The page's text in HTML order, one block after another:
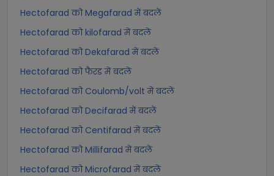
Hectofarad को Megafarad में बदलें
Hectofarad को kilofarad में बदलें
Hectofarad को Dekafarad में बदलें
Hectofarad को फैरड में बदलें
Hectofarad को Coulomb/volt में बदलें
Hectofarad को Decifarad में बदलें
Hectofarad को Centifarad में बदलें
Hectofarad को Millifarad में बदलें
Hectofarad को Microfarad में बदलें